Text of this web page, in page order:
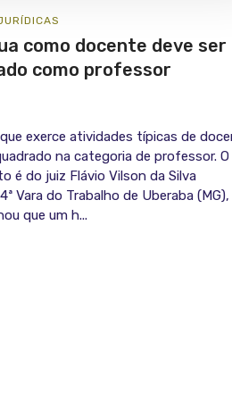
como docente deve ser
como professor
exerce atividades típicas de
na categoria de professor. O
é do juiz Flávio Vilson da Silva
Vara do Trabalho de Uberaba (MG),
que um h...